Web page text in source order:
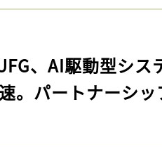
、AI駆動型シ
。パートナーシ